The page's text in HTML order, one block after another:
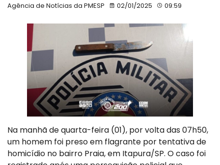
Agência de Notícias da PMESP 02/01/2025 09:59
Na manhã de quarta-feira (01), por volta das 07h50,
um homem foi preso em flagrante por tentativa de
homicídio no bairro Praia, em Itapura/SP. O caso foi